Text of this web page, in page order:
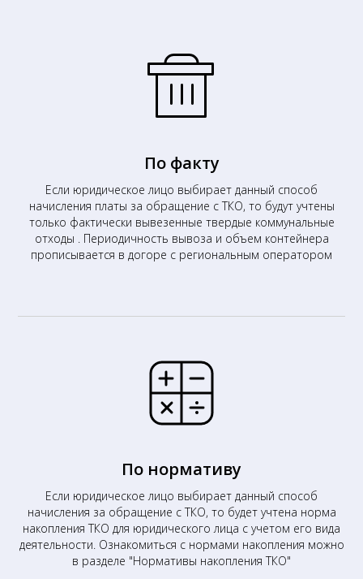
По факту
Если юридическое лицо выбирает данный способ
начисления платы за обращение с ТКО, то будут учтены
только фактически вывезенные твердые коммунальные
отходы . Периодичность вывоза и объем контейнера
прописывается в догоре с региональным оператором
По нормативу
Если юридическое лицо выбирает данный способ
начисления за обращение с ТКО, то будет учтена норма
накопления ТКО для юридического лица с учетом его вида
деятельности. Ознакомиться с нормами накопления можно
в разделе "Нормативы накопления ТКО"